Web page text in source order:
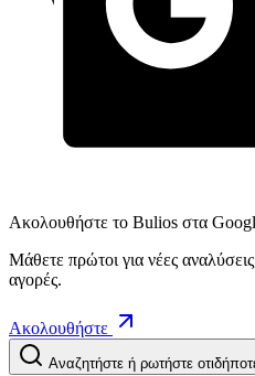
Ακολουθήστε το Bulios στα
Μάθετε πρώτοι για νέες αναλύσεις,
αγορές.
Ακολουθήστε
Αναζητήστε ή ρωτήστε